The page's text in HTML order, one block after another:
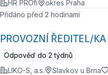
HR PROfi
okres Praha
PROVOZNÍ ŘEDITEL/
Přidáno před 2 hodinami
Odpověď do 2 týdnů
LIKO-S, a.s.
Slavkov u Brna